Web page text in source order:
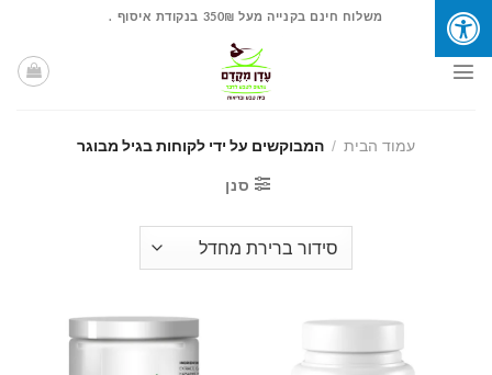
Skip
content
משלוח חינם בקנייה מעל 350₪ בנקודת איסוף .
עמוד הבית / המבוקשים על ידי לקוחות בגיל מבוגר
סנן